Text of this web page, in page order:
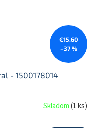
€15,60
–37 %
- 1500178014
Skladom(1 ks)